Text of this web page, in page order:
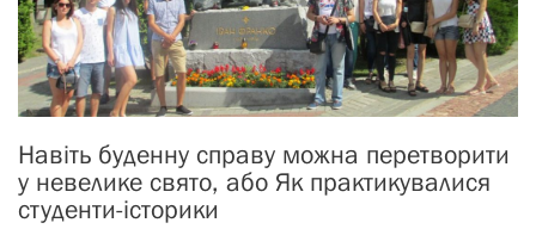
Навіть буденну справу можна перетворити
у невелике свято, або Як практикувалися
студенти-історики